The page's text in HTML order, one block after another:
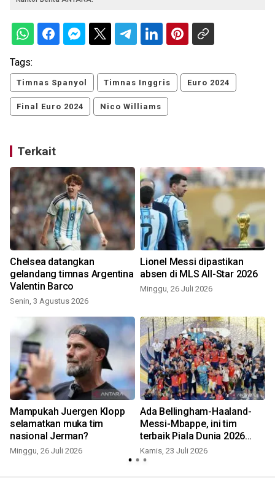
Tags:
Timnas Spanyol Timnas Inggris Euro 2024
Final Euro 2024 Nico Williams
Terkait
Chelsea datangkan
gelandang timnas Argentina
Valentin Barco
Senin, 3 Agustus 2026
Lionel Messi dipastikan
absen di MLS All-Star 2026
Minggu, 26 Juli 2026
Mampukah Juergen Klopp
selamatkan muka tim
nasional Jerman?
Minggu, 26 Juli 2026
Ada Bellingham-Haaland-
Messi-Mbappe, ini tim
terbaik Piala Dunia 2026
versi FIFA
Kamis, 23 Juli 2026